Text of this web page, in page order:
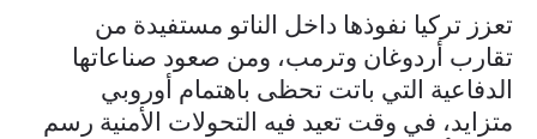
تعزز تركيا نفوذها داخل الناتو مستفيدة من
تقارب أردوغان وترمب، ومن صعود صناعاتها
الدفاعية التي باتت تحظى باهتمام أوروبي
متزايد، في وقت تعيد فيه التحولات الأمنية رسم